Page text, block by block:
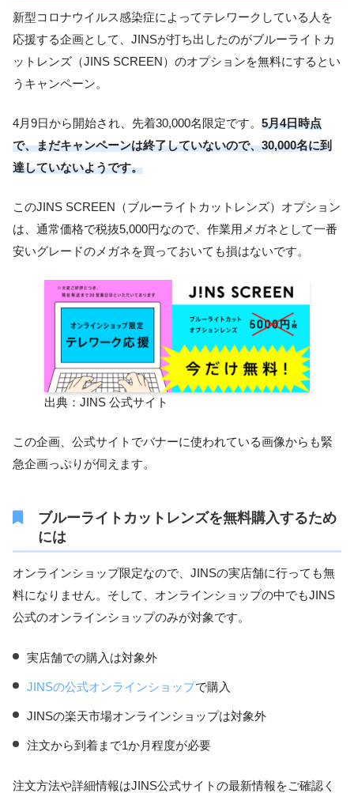
新型コロナウイルス感染症によってテレワークしている人を
応援する企画として、JINSが打ち出したのがブルーライトカ
ットレンズ（JINS SCREEN）のオプションを無料にするとい
うキャンペーン。
4月9日から開始され、先着30,000名限定です。 5月4日時点
で、まだキャンペーンは終了していないので、30,000名に到
達していないようです。
このJINS SCREEN（ブルーライトカットレンズ）オプション
は、通常価格で税抜5,000円なので、作業用メガネとして一番
安いグレードのメガネを買っておいても損はないです。
出典：JINS 公式サイト
この企画、公式サイトでバナーに使われている画像からも緊
急企画っぷりが伺えます。
ブルーライトカットレンズを無料購入するため
には
オンラインショップ限定なので、JINSの実店舗に行っても無
料になりません。そして、オンラインショップの中でもJINS
公式のオンラインショップのみが対象です。
実店舗での購入は対象外
JINSの公式オンラインショップで購入
JINSの楽天市場オンラインショップは対象外
注文から到着まで1か月程度が必要
注文方法や詳細情報はJINS公式サイトの最新情報をご確認く